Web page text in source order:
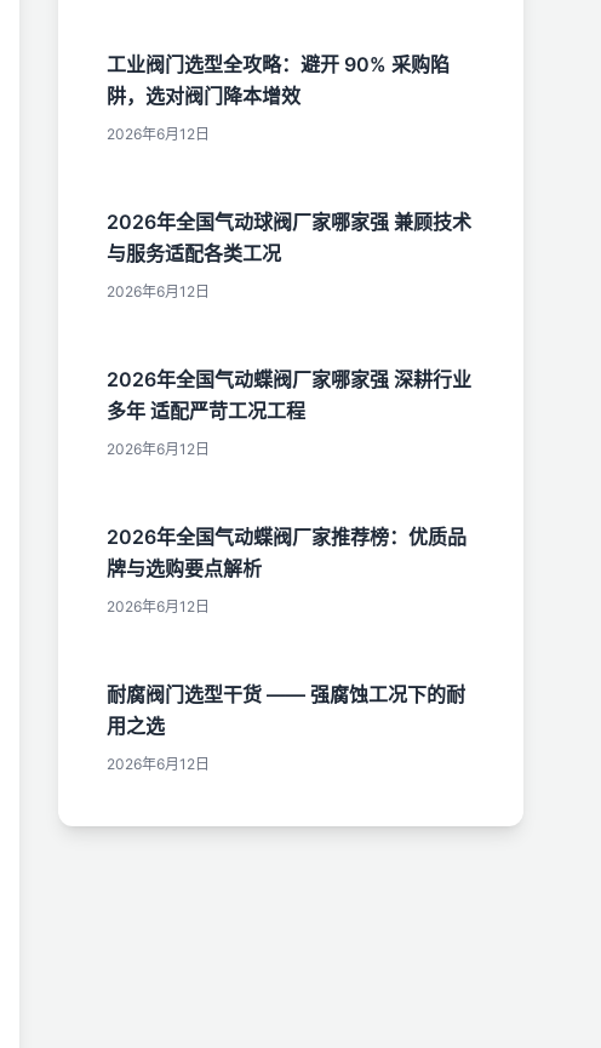
工业阀门选型全攻略：避开 90% 采购陷
阱，选对阀门降本增效
2026年6月12日
2026年全国气动球阀厂家哪家强 兼顾技术
与服务适配各类工况
2026年6月12日
2026年全国气动蝶阀厂家哪家强 深耕行业
多年 适配严苛工况工程
2026年6月12日
2026年全国气动蝶阀厂家推荐榜：优质品
牌与选购要点解析
2026年6月12日
耐腐阀门选型干货 —— 强腐蚀工况下的耐
用之选
2026年6月12日